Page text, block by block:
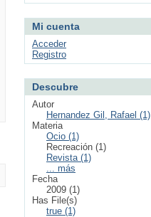
Mi cuenta
Acceder
Registro
Descubre
Autor
Hernandez Gil, Rafael (1)
Materia
Ocio (1)
Recreación (1)
Revista (1)
... más
Fecha
2009 (1)
Has File(s)
true (1)